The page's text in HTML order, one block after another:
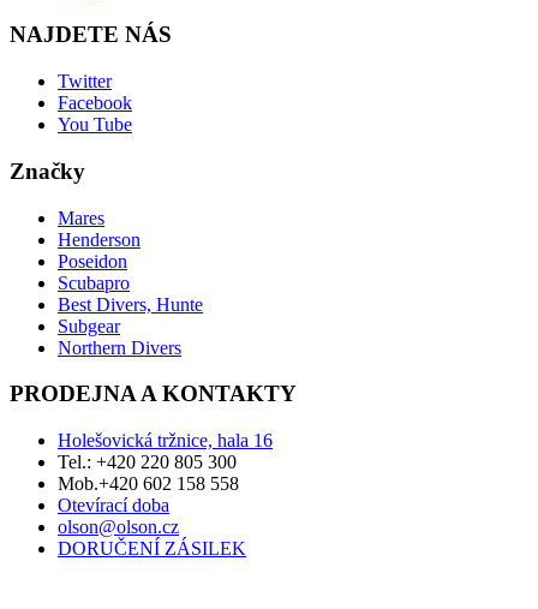
NAJDETE NÁS
Twitter
Facebook
You Tube
Značky
Mares
Henderson
Poseidon
Scubapro
Best Divers, Hunte
Subgear
Northern Divers
PRODEJNA A KONTAKTY
Holešovická tržnice, hala 16
Tel.: +420 220 805 300
Mob.+420 602 158 558
Otevírací doba
olson@olson.cz
DORUČENÍ ZÁSILEK